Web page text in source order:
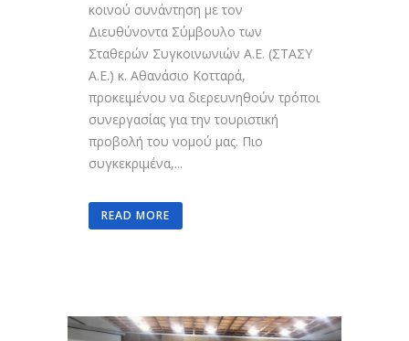
κοινού συνάντηση με τον
Διευθύνοντα Σύμβουλο των
Σταθερών Συγκοινωνιών Α.Ε. (ΣΤΑΣΥ
Α.Ε.) κ. Αθανάσιο Κοτταρά,
προκειμένου να διερευνηθούν τρόποι
συνεργασίας για την τουριστική
προβολή του νομού μας. Πιο
συγκεκριμένα,...
READ MORE